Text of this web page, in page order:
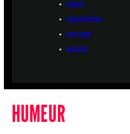
SANTÉ
PHILOSOPHIE
CULTURE
SOCIÉTÉ
HUMEUR